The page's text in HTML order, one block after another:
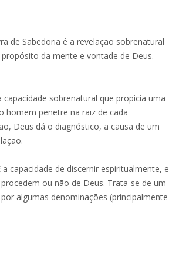
de Sabedoria é a revelação sobrenatural
da mente e vontade de Deus.
sobrenatural que propicia uma
homem penetre na raiz de cada
Deus dá o diagnóstico, a causa de um
capacidade de discernir espiritualmente, e
ou não de Deus. Trata-se de um
algumas denominações (principalmente